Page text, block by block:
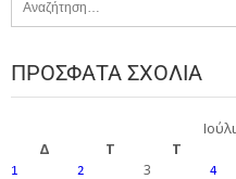
ΠΡΌΣΦΑΤΑ ΣΧΌΛΙΑ
Δ
Τ Τ
1 2 3 4